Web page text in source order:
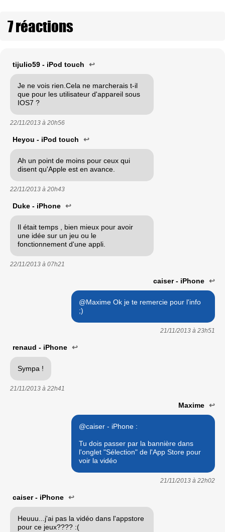
7 réactions
tijulio59 - iPod touch ↩
Je ne vois rien.Cela ne marcherais t-il
que pour les utilisateur d'appareil sous
IOS7 ?
22/11/2013 à 20h56
Heyou - iPod touch ↩
Ah un point de moins pour ceux qui
disent qu'Apple est en avance.
22/11/2013 à 20h43
Duke - iPhone ↩
Il était temps , bien mieux pour avoir
une idée sur un jeu ou le
fonctionnement d'une appli.
22/11/2013 à 07h21
caiser - iPhone ↩
@Maxime Ok je te remercie pour l'info
;)
21/11/2013 à 23h51
renaud - iPhone ↩
Sympa !
21/11/2013 à 22h41
Maxime ↩
@caiser - iPhone :
Tu dois passer par la bannière dans
l'onglet "Sélection" de l'App Store pour
voir la vidéo
21/11/2013 à 22h02
caiser - iPhone ↩
Heuuu...j'ai pas la vidéo dans l'appstore
pour ce jeux???? :(